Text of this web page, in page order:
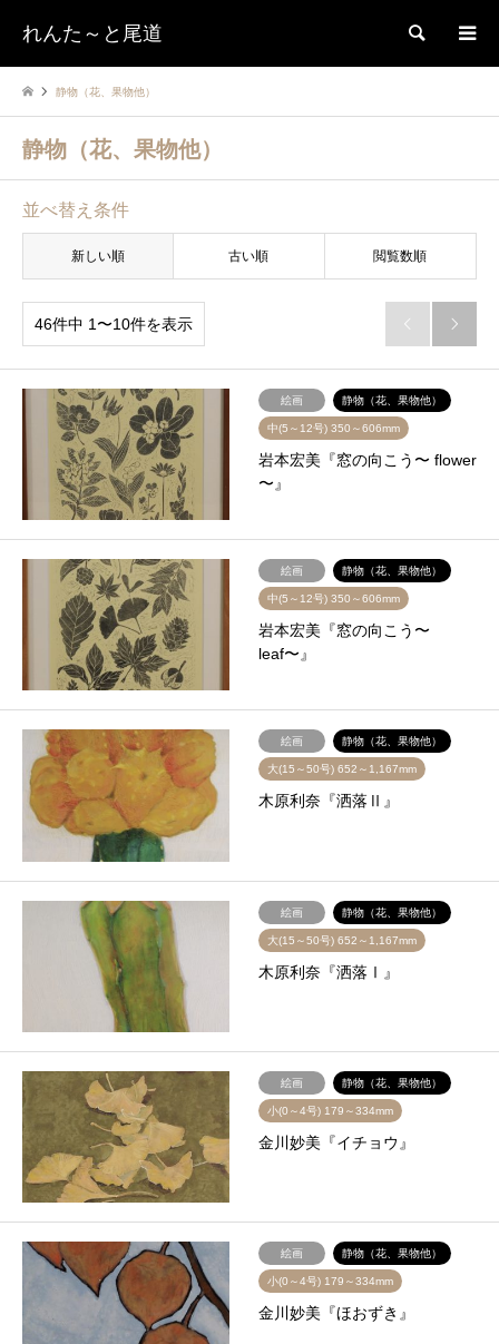
れんた～と尾道 検索
静物（花、果物他）
静物（花、果物他）
並べ替え条件
新しい順 古い順 閲覧数順
46件中 1〜10件を表示  
絵画 静物（花、果物他）
中(5～12号) 350～606mm
岩本宏美『窓の向こう〜 flower
〜』
絵画 静物（花、果物他）
中(5～12号) 350～606mm
岩本宏美『窓の向こう〜
leaf〜』
絵画 静物（花、果物他）
大(15～50号) 652～1,167mm
木原利奈『洒落Ⅱ』
絵画 静物（花、果物他）
大(15～50号) 652～1,167mm
木原利奈『洒落Ⅰ』
絵画 静物（花、果物他）
小(0～4号) 179～334mm
金川妙美『イチョウ』
絵画 静物（花、果物他）
小(0～4号) 179～334mm
金川妙美『ほおずき』